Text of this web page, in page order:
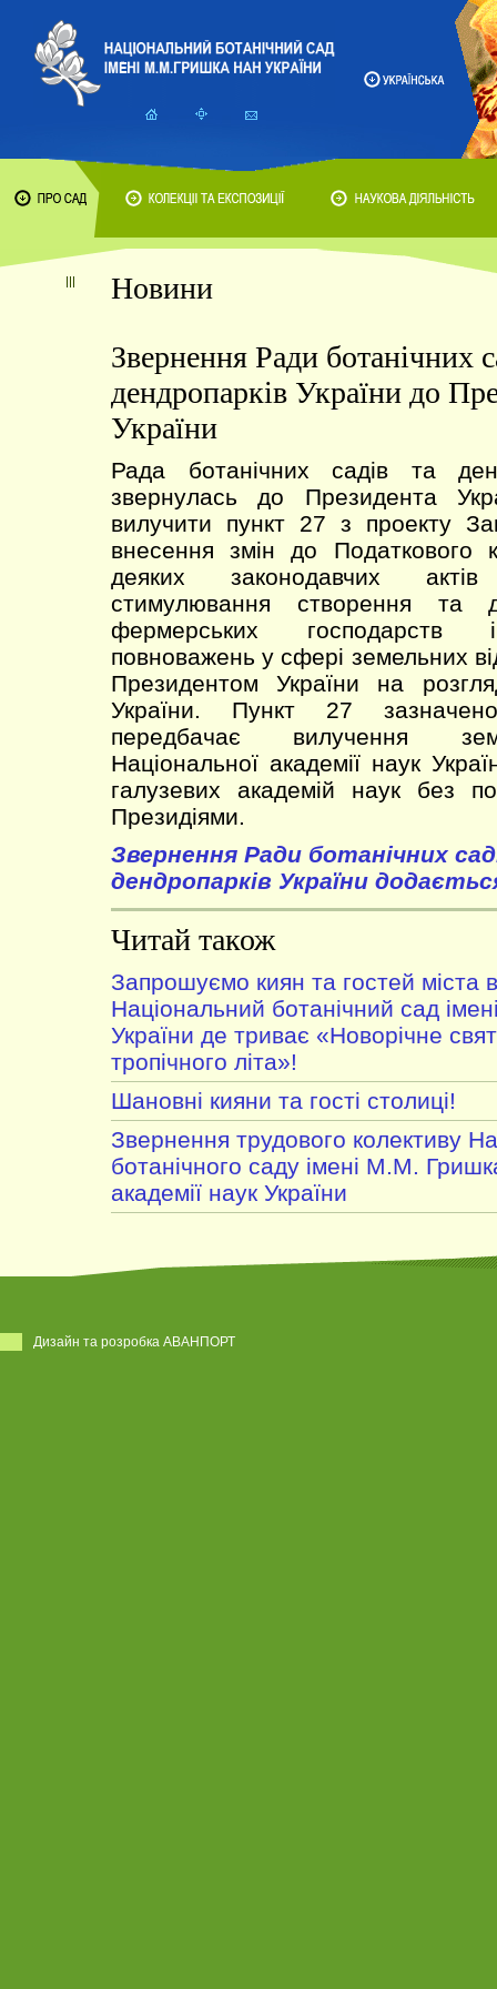
Новини
Звернення Ради ботанічних
дендропарків України до
України
Рада ботанічних садів та
звернулась до Президента
вилучити пункт 27 з проекту
внесення змін до Податкового
деяких законодавчих
стимулювання створення та
фермерських господарств і
повноважень у сфері земельних
Президентом України на
України. Пункт 27
передбачає вилучення
Національної академії наук
галузевих академій наук без
Президіями.
Звернення Ради ботанічних
дендропарків України
Читай також
Запрошуємо киян та гостей міста
Національний ботанічний сад
України де триває «Новорічне
тропічного літа»!
Шановні кияни та гості столиці!
Звернення трудового колективу
ботанічного саду імені М.М.
академії наук України
Дизайн та розробка АВАНПОРТ